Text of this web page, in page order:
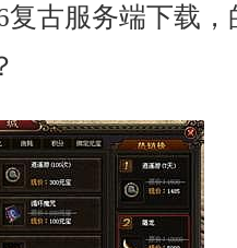
复古服务端下载